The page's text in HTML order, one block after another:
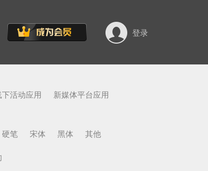
登录
活动应用
新媒体平台应用
硬笔 宋体 黑体 其他